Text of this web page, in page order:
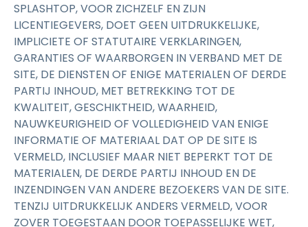
SPLASHTOP, VOOR ZICHZELF EN ZIJN
LICENTIEGEVERS, DOET GEEN UITDRUKKELIJKE,
IMPLICIETE OF STATUTAIRE VERKLARINGEN,
GARANTIES OF WAARBORGEN IN VERBAND MET DE
SITE, DE DIENSTEN OF ENIGE MATERIALEN OF DERDE
PARTIJ INHOUD, MET BETREKKING TOT DE
KWALITEIT, GESCHIKTHEID, WAARHEID,
NAUWKEURIGHEID OF VOLLEDIGHEID VAN ENIGE
INFORMATIE OF MATERIAAL DAT OP DE SITE IS
VERMELD, INCLUSIEF MAAR NIET BEPERKT TOT DE
MATERIALEN, DE DERDE PARTIJ INHOUD EN DE
INZENDINGEN VAN ANDERE BEZOEKERS VAN DE SITE.
TENZIJ UITDRUKKELIJK ANDERS VERMELD, VOOR
ZOVER TOEGESTAAN DOOR TOEPASSELIJKE WET,